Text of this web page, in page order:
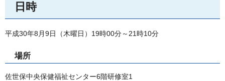
日時
平成30年8月9日（木曜日）19時00分～21時10分
場所
佐世保中央保健福祉センター6階研修室1